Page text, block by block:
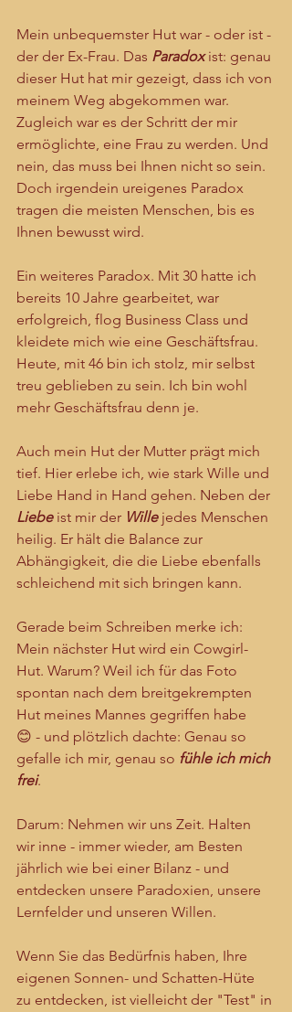
Mein unbequemster Hut war - oder ist -
der der Ex-Frau. Das Paradox ist: genau
dieser Hut hat mir gezeigt, dass ich von
meinem Weg abgekommen war.
Zugleich war es der Schritt der mir
ermöglichte, eine Frau zu werden. Und
nein, das muss bei Ihnen nicht so sein.
Doch irgendein ureigenes Paradox
tragen die meisten Menschen, bis es
Ihnen bewusst wird.
Ein weiteres Paradox. Mit 30 hatte ich
bereits 10 Jahre gearbeitet, war
erfolgreich, flog Business Class und
kleidete mich wie eine Geschäftsfrau.
Heute, mit 46 bin ich stolz, mir selbst
treu geblieben zu sein. Ich bin wohl
mehr Geschäftsfrau denn je.
Auch mein Hut der Mutter prägt mich
tief. Hier erlebe ich, wie stark Wille und
Liebe Hand in Hand gehen. Neben der
Liebe ist mir der Wille jedes Menschen
heilig. Er hält die Balance zur
Abhängigkeit, die die Liebe ebenfalls
schleichend mit sich bringen kann.
Gerade beim Schreiben merke ich:
Mein nächster Hut wird ein Cowgirl-
Hut. Warum? Weil ich für das Foto
spontan nach dem breitgekrempten
Hut meines Mannes gegriffen habe
😊 - und plötzlich dachte: Genau so
gefalle ich mir, genau so fühle ich mich
frei.
Darum: Nehmen wir uns Zeit. Halten
wir inne - immer wieder, am Besten
jährlich wie bei einer Bilanz - und
entdecken unsere Paradoxien, unsere
Lernfelder und unseren Willen.
Wenn Sie das Bedürfnis haben, Ihre
eigenen Sonnen- und Schatten-Hüte
zu entdecken, ist vielleicht der "Test" in